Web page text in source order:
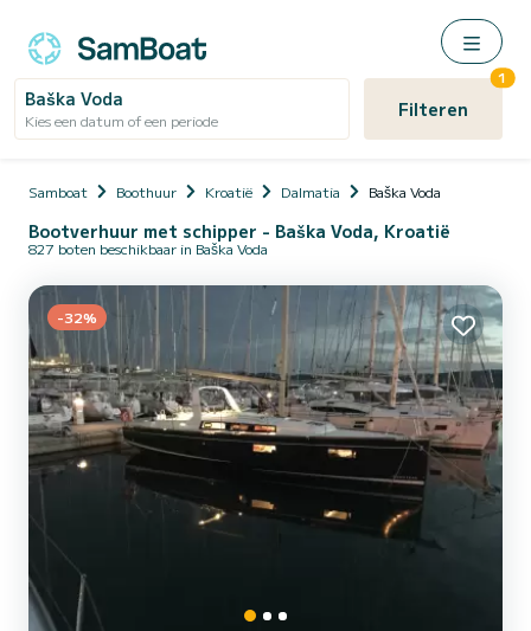
Baška Voda
Kies een datum of een periode Filteren
1
Samboat Boothuur Kroatië Dalmatia Baška Voda
Bootverhuur met schipper - Baška Voda, Kroatië
827 boten beschikbaar in Baška Voda
-32%